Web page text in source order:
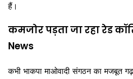
हैं।
कमजोर पड़ता जा रहा रेड
News
कभी भाकपा माओवादी संगठन का मजबूत